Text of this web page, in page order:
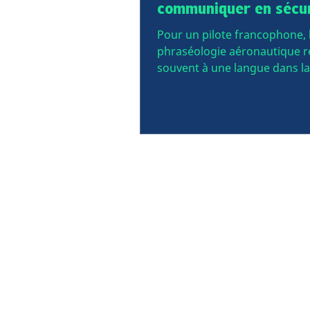
communiquer en
Pour un pilote francophone,
phraséologie aéronautique
souvent à une langue dans la
une clearance à toute vitesse,